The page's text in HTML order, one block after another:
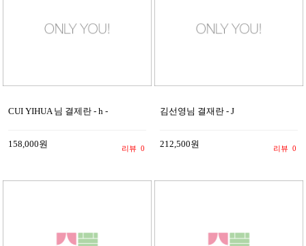
CUI YIHUA 님 결제란 - h -
158,000원 리뷰 0
김선영님 결재란 - J
212,500원 리뷰 0